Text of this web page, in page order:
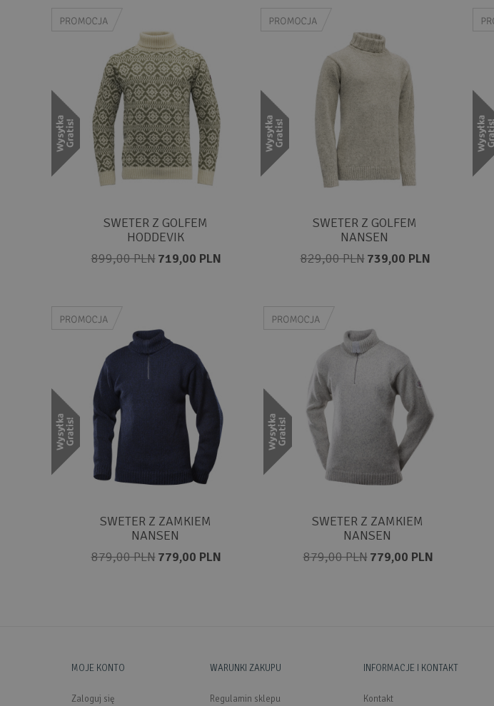
SWETER Z GOLFEM
HODDEVIK
899,00 PLN 719,00 PLN
SWETER Z GOLFEM
NANSEN
829,00 PLN 739,00 PLN
SWETER Z ZAMKIEM
NANSEN
879,00 PLN 779,00 PLN
SWETER Z ZAMKIEM
NANSEN
879,00 PLN 779,00 PLN
MOJE KONTO
Zaloguj się
WARUNKI ZAKUPU
Regulamin sklepu
INFORMACJE I KONTAKT
Kontakt